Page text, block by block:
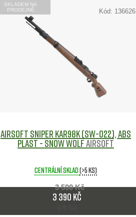
SKLADEM NA
PRODEJNĚ
Airsoft sniper KAR98K (SW-022), ABS
plast - Snow WolfAirsoft
Centrální sklad(>5 ks)
3 390 Kč
3 590 Kč
Kód: 136626